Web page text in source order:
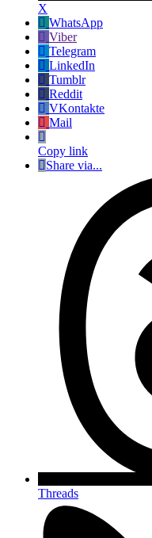
X
WhatsApp
Viber
Telegram
LinkedIn
Tumblr
Reddit
VKontakte
Mail
Copy link
Share via...
Threads